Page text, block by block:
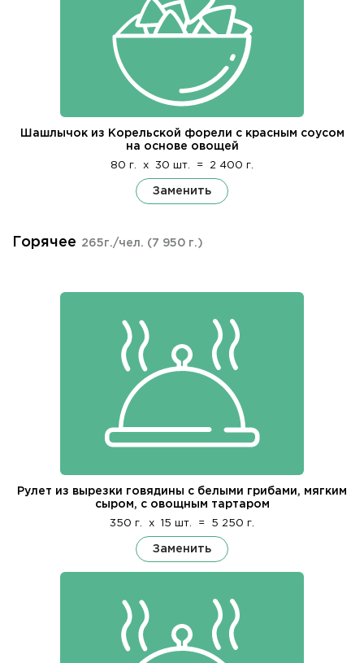
Шашлычок из Корельской форели с красным соусом
на основе овощей
80 г. x 30 шт. = 2 400 г.
Заменить
Горячее 265г./чел. (7 950 г.)
Рулет из вырезки говядины с белыми грибами, мягким
сыром, с овощным тартаром
350 г. x 15 шт. = 5 250 г.
Заменить